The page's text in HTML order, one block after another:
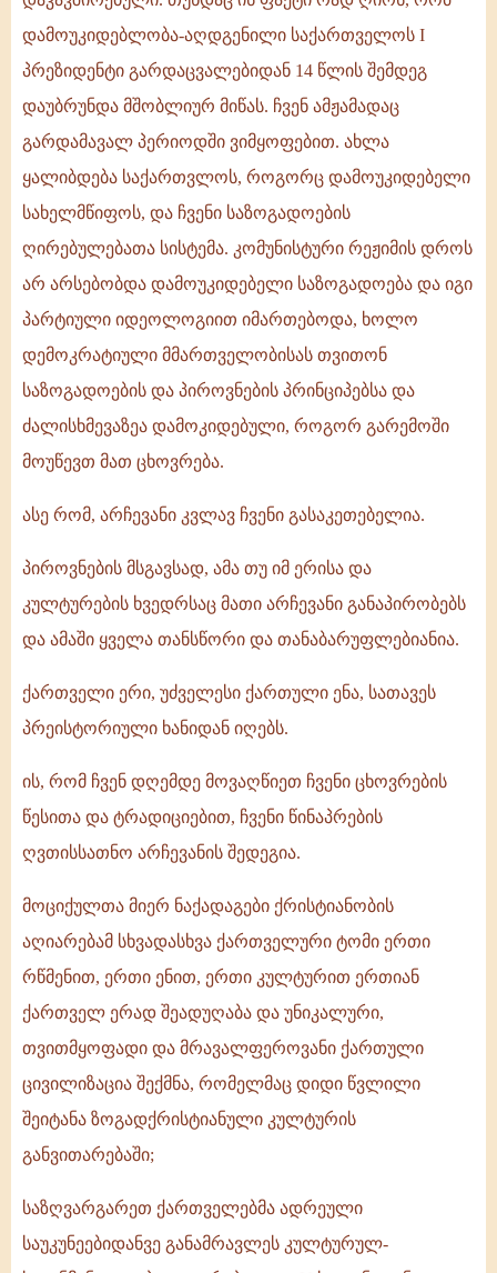
დამოუკიდებლობა-აღდგენილი საქართველოს I
პრეზიდენტი გარდაცვალებიდან 14 წლის შემდეგ
დაუბრუნდა მშობლიურ მიწას. ჩვენ ამჟამადაც
გარდამავალ პერიოდში ვიმყოფებით. ახლა
ყალიბდება საქართვლოს, როგორც დამოუკიდებელი
სახელმწიფოს, და ჩვენი საზოგადოების
ღირებულებათა სისტემა. კომუნისტური რეჟიმის დროს
არ არსებობდა დამოუკიდებელი საზოგადოება და იგი
პარტიული იდეოლოგიით იმართებოდა, ხოლო
დემოკრატიული მმართველობისას თვითონ
საზოგადოების და პიროვნების პრინციპებსა და
ძალისხმევაზეა დამოკიდებული, როგორ გარემოში
მოუწევთ მათ ცხოვრება.
ასე რომ, არჩევანი კვლავ ჩვენი გასაკეთებელია.
პიროვნების მსგავსად, ამა თუ იმ ერისა და
კულტურების ხვედრსაც მათი არჩევანი განაპირობებს
და ამაში ყველა თანსწორი და თანაბარუფლებიანია.
ქართველი ერი, უძველესი ქართული ენა, სათავეს
პრეისტორიული ხანიდან იღებს.
ის, რომ ჩვენ დღემდე მოვაღწიეთ ჩვენი ცხოვრების
წესითა და ტრადიციებით, ჩვენი წინაპრების
ღვთისსათნო არჩევანის შედეგია.
მოციქულთა მიერ ნაქადაგები ქრისტიანობის
აღიარებამ სხვადასხვა ქართველური ტომი ერთი
რწმენით, ერთი ენით, ერთი კულტურით ერთიან
ქართველ ერად შეადუღაბა და უნიკალური,
თვითმყოფადი და მრავალფეროვანი ქართული
ცივილიზაცია შექმნა, რომელმაც დიდი წვლილი
შეიტანა ზოგადქრისტიანული კულტურის
განვითარებაში;
საზღვარგარეთ ქართველებმა ადრეული
საუკუნეებიდანვე განამრავლეს კულტურულ-